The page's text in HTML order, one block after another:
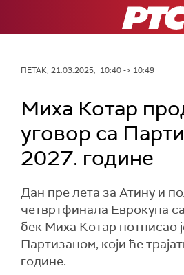
РТС
ПЕТАК, 21.03.2025, 10:40 -> 10:49
Миха Котар
уговор са
2027. године
Дан пре лета за Атину и
четвртфинала Еврокупа
бек Миха Котар потписао
Партизаном, који ће
године.